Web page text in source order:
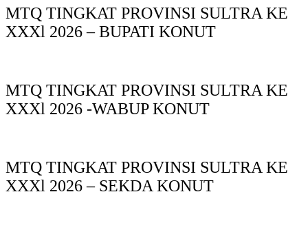
MTQ TINGKAT PROVINSI SULTRA KE
XXXl 2026 – BUPATI KONUT
MTQ TINGKAT PROVINSI SULTRA KE
XXXl 2026 -WABUP KONUT
MTQ TINGKAT PROVINSI SULTRA KE
XXXl 2026 – SEKDA KONUT